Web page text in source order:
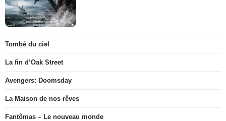
Tombé du ciel
La fin d’Oak Street
Avengers: Doomsday
La Maison de nos rêves
Fantômas – Le nouveau monde